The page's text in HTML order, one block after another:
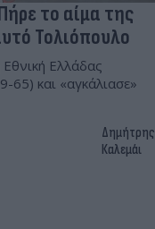
το αίμα της
Τολιόπουλο
Ελλάδας
και «αγκάλιασε»
Δημήτρης
Καλεμάι